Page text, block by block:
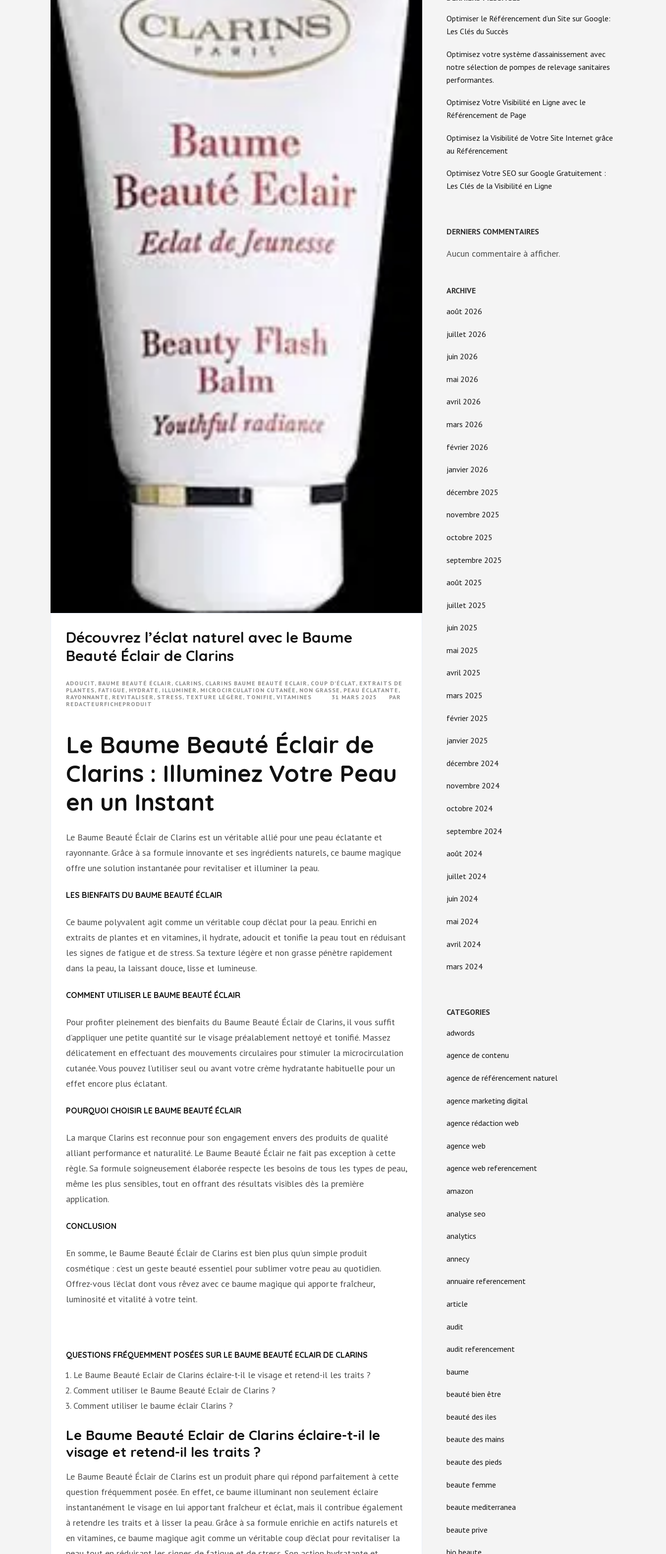
Découvrez l’éclat naturel avec le Baume
Beauté Éclair de Clarins
ADOUCIT, BAUME BEAUTÉ ÉCLAIR , CLARINS, CLARINS BAUME BEAUTÉ ECLAIR , COUP D'ÉCLAT, EXTRAITS DE
PLANTES, FATIGUE , HYDRATE , ILLUMINER , MICROCIRCULATION CUTANÉE , NON GRASSE , PEAU ÉCLATANTE ,
RAYONNANTE , REVITALISER , STRESS, TEXTURE LÉGÈRE , TONIFIE , VITAMINES 31 MARS 2025
PAR
REDACTEURFICHEPRODUIT
Le Baume Beauté Éclair de
Clarins : Illuminez Votre Peau
en un Instant
Le Baume Beauté Éclair de Clarins est un véritable allié pour une peau éclatante et
rayonnante. Grâce à sa formule innovante et ses ingrédients naturels, ce baume magique
offre une solution instantanée pour revitaliser et illuminer la peau.
LES BIENFAITS DU BAUME BEAUTÉ ÉCLAIR
Ce baume polyvalent agit comme un véritable coup d’éclat pour la peau. Enrichi en
extraits de plantes et en vitamines, il hydrate, adoucit et tonifie la peau tout en réduisant
les signes de fatigue et de stress. Sa texture légère et non grasse pénètre rapidement
dans la peau, la laissant douce, lisse et lumineuse.
COMMENT UTILISER LE BAUME BEAUTÉ ÉCLAIR
Pour profiter pleinement des bienfaits du Baume Beauté Éclair de Clarins, il vous suffit
d’appliquer une petite quantité sur le visage préalablement nettoyé et tonifié. Massez
délicatement en effectuant des mouvements circulaires pour stimuler la microcirculation
cutanée. Vous pouvez l’utiliser seul ou avant votre crème hydratante habituelle pour un
effet encore plus éclatant.
POURQUOI CHOISIR LE BAUME BEAUTÉ ÉCLAIR
La marque Clarins est reconnue pour son engagement envers des produits de qualité
alliant performance et naturalité. Le Baume Beauté Éclair ne fait pas exception à cette
règle. Sa formule soigneusement élaborée respecte les besoins de tous les types de peau,
même les plus sensibles, tout en offrant des résultats visibles dès la première
application.
CONCLUSION
En somme, le Baume Beauté Éclair de Clarins est bien plus qu’un simple produit
cosmétique : c’est un geste beauté essentiel pour sublimer votre peau au quotidien.
Offrez-vous l’éclat dont vous rêvez avec ce baume magique qui apporte fraîcheur,
luminosité et vitalité à votre teint.
QUESTIONS FRÉQUEMMENT POSÉES SUR LE BAUME BEAUTÉ ECLAIR DE CLARINS
Le Baume Beauté Eclair de Clarins éclaire-t-il le visage et retend-il les traits ?
Comment utiliser le Baume Beauté Eclair de Clarins ?
Comment utiliser le baume éclair Clarins ?
Le Baume Beauté Eclair de Clarins éclaire-t-il le
visage et retend-il les traits ?
Le Baume Beauté Éclair de Clarins est un produit phare qui répond parfaitement à cette
question fréquemment posée. En effet, ce baume illuminant non seulement éclaire
instantanément le visage en lui apportant fraîcheur et éclat, mais il contribue également
à retendre les traits et à lisser la peau. Grâce à sa formule enrichie en actifs naturels et
en vitamines, ce baume magique agit comme un véritable coup d’éclat pour revitaliser la
Optimiser le Référencement d’un Site sur Google:
Les Clés du Succès
Optimisez votre système d’assainissement avec
notre sélection de pompes de relevage sanitaires
performantes.
Optimisez Votre Visibilité en Ligne avec le
Référencement de Page
Optimisez la Visibilité de Votre Site Internet grâce
au Référencement
Optimisez Votre SEO sur Google Gratuitement :
Les Clés de la Visibilité en Ligne
DERNIERS COMMENTAIRES
Aucun commentaire à afficher.
ARCHIVE
août 2026
juillet 2026
juin 2026
mai 2026
avril 2026
mars 2026
février 2026
janvier 2026
décembre 2025
novembre 2025
octobre 2025
septembre 2025
août 2025
juillet 2025
juin 2025
mai 2025
avril 2025
mars 2025
février 2025
janvier 2025
décembre 2024
novembre 2024
octobre 2024
septembre 2024
août 2024
juillet 2024
juin 2024
mai 2024
avril 2024
mars 2024
CATEGORIES
adwords
agence de contenu
agence de référencement naturel
agence marketing digital
agence rédaction web
agence web
agence web referencement
amazon
analyse seo
analytics
annecy
annuaire referencement
article
audit
audit referencement
baume
beauté bien être
beauté des iles
beaute des mains
beaute des pieds
beaute femme
beaute mediterranea
beaute prive